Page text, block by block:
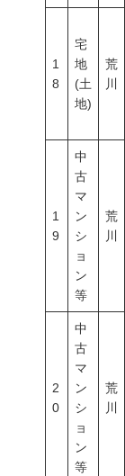
1
8
宅
地
(土
地)
荒
川
1
9
中
古
マ
ン
シ
ョ
ン
等
荒
川
2
0
中
古
マ
ン
シ
ョ
ン
等
荒
川